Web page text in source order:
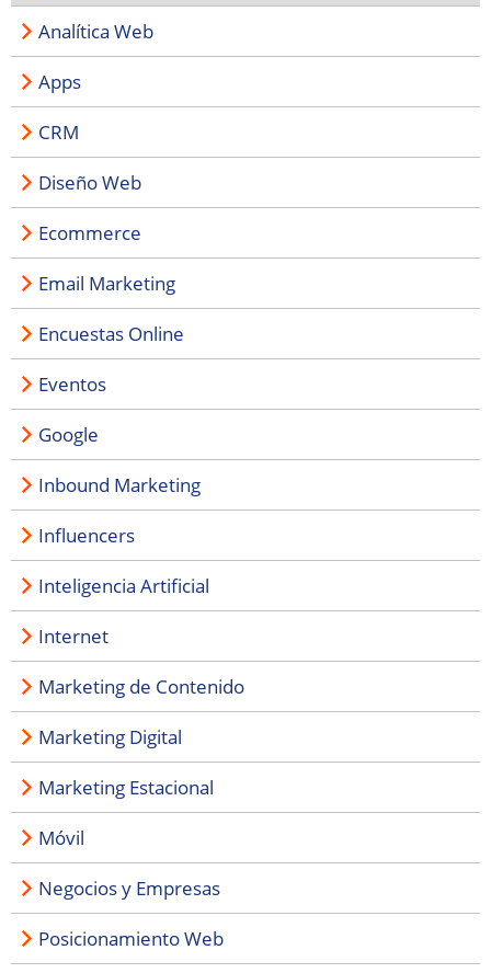
Analítica Web
Apps
CRM
Diseño Web
Ecommerce
Email Marketing
Encuestas Online
Eventos
Google
Inbound Marketing
Influencers
Inteligencia Artificial
Internet
Marketing de Contenido
Marketing Digital
Marketing Estacional
Móvil
Negocios y Empresas
Posicionamiento Web